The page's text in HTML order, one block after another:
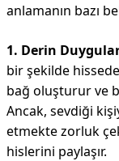
anlamanın bazı
1. Derin
bir şekilde
bağ oluşturur ve
Ancak, sevdiği
etmekte zorluk
hislerini paylaşır.